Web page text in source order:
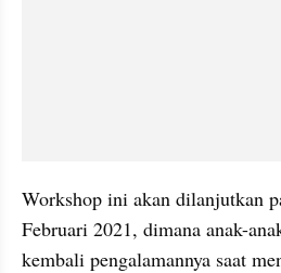
Workshop ini akan dilanjutkan
Februari 2021, dimana anak-
kembali pengalamannya saat